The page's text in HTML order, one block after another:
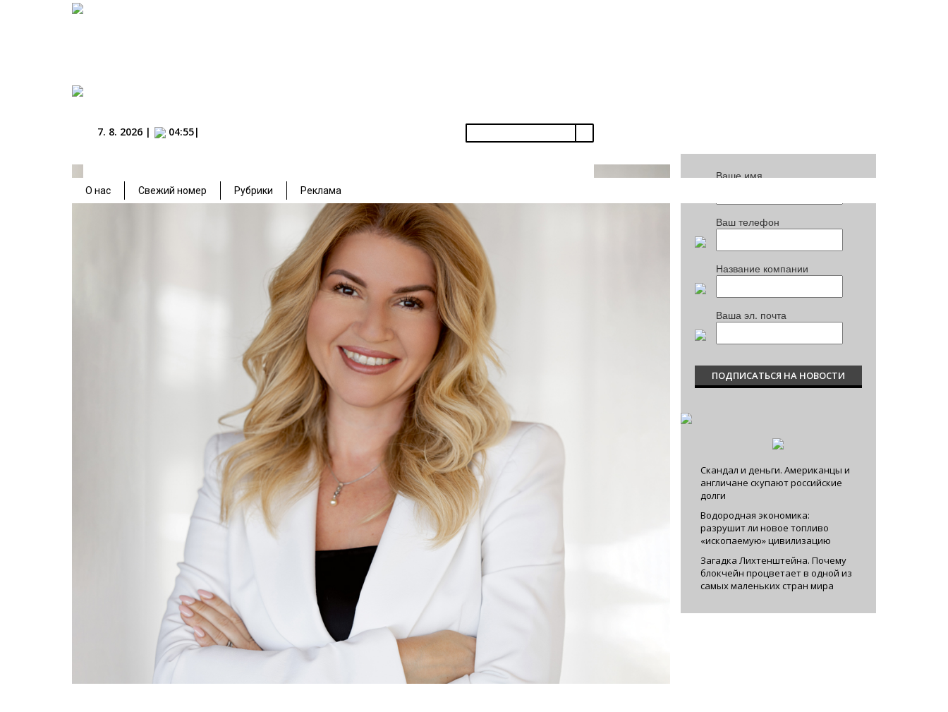
7. 8. 2026 | 04:55|
О нас Свежий номер Рубрики Реклама
«Развод по-бизнесовски»: как уйти от франшизы и остаться на плаву
Ваше имя
Ваш телефон
Название компании
Ваша эл. почта
Скандал и деньги. Американцы и
англичане скупают российские
долги
Водородная экономика:
разрушит ли новое топливо
«ископаемую» цивилизацию
Загадка Лихтенштейна. Почему
блокчейн процветает в одной из
самых маленьких стран мира